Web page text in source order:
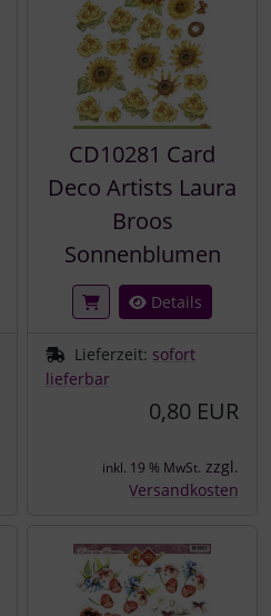
CD10281 Card
Deco Artists Laura
Broos
Sonnenblumen
Details
Lieferzeit: sofort
lieferbar
0,80 EUR
inkl. 19 % MwSt. zzgl.
Versandkosten